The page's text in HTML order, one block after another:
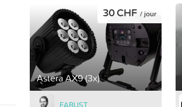
Astera AX9 (3x)
30 CHF / jour
FABUST